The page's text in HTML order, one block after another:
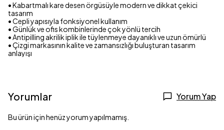
• Kabartmalı kare desen örgüsüyle modern ve dikkat çekici
tasarım
• Cepli yapısıyla fonksiyonel kullanım
• Günlük ve ofis kombinlerinde çok yönlü tercih
• Antipilling akrilik iplik ile tüylenmeye dayanıklı ve uzun ömürlü
• Çizgi markasının kalite ve zamansızlığı buluşturan tasarım
anlayışı
Yorumlar Yorum Yap
Bu ürün için henüz yorum yapılmamış.